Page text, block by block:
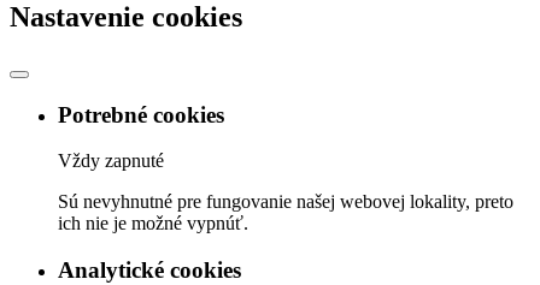
Nastavenie cookies
Potrebné cookies
Vždy zapnuté
Sú nevyhnutné pre fungovanie našej webovej lokality, preto
ich nie je možné vypnúť.
Analytické cookies